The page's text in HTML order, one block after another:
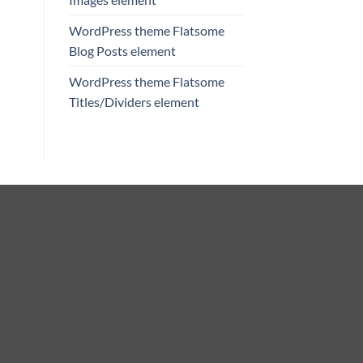
WordPress theme Flatsome
Blog Posts element
WordPress theme Flatsome
Titles/Dividers element